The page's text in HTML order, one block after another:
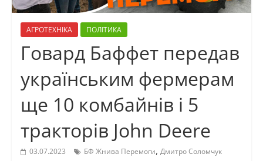
АГРОТЕХНІКА ПОЛІТИКА
Говард Баффет передав
українським фермерам
ще 10 комбайнів і 5
тракторів John Deere
03.07.2023 БФ Жнива Перемоги, Дмитро Соломчук